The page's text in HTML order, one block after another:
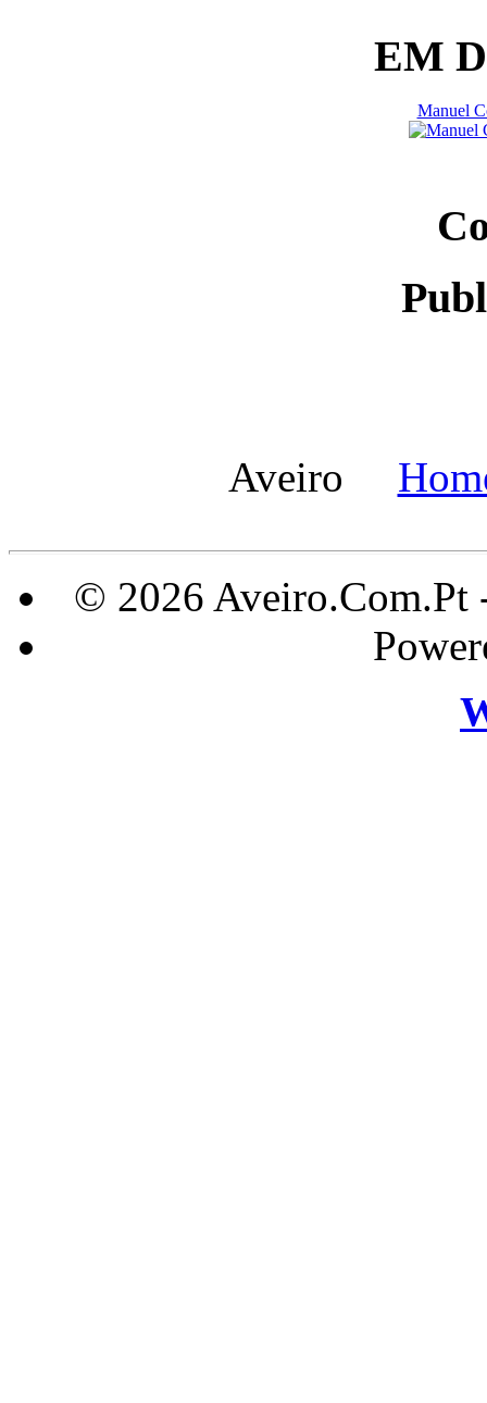
EM
Manuel
Aveiro
© 2026 Aveiro.Com.Pt